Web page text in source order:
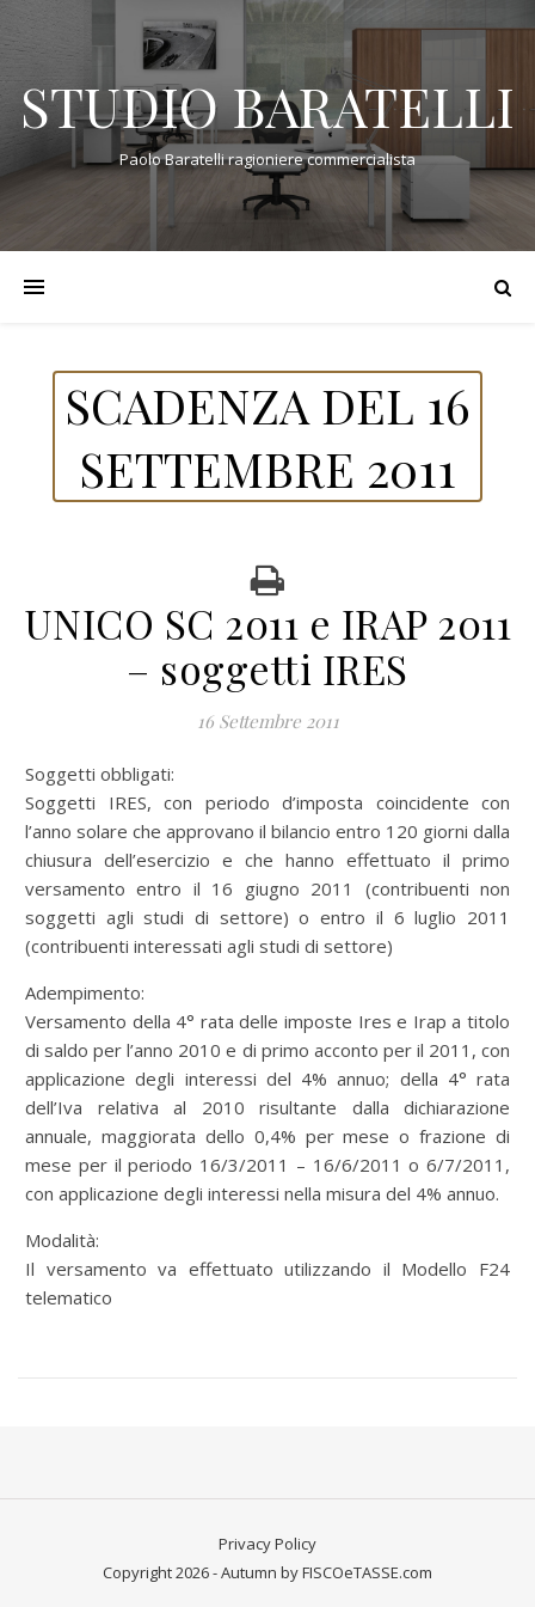
STUDIO BARATELLI
Paolo Baratelli ragioniere commercialista
SCADENZA DEL 16
SETTEMBRE 2011
UNICO SC 2011 e IRAP 2011
– soggetti IRES
16 Settembre 2011
Soggetti obbligati:
Soggetti IRES, con periodo d’imposta coincidente con
l’anno solare che approvano il bilancio entro 120 giorni dalla
chiusura dell’esercizio e che hanno effettuato il primo
versamento entro il 16 giugno 2011 (contribuenti non
soggetti agli studi di settore) o entro il 6 luglio 2011
(contribuenti interessati agli studi di settore)
Adempimento:
Versamento della 4° rata delle imposte Ires e Irap a titolo
di saldo per l’anno 2010 e di primo acconto per il 2011, con
applicazione degli interessi del 4% annuo; della 4° rata
dell’Iva relativa al 2010 risultante dalla dichiarazione
annuale, maggiorata dello 0,4% per mese o frazione di
mese per il periodo 16/3/2011 – 16/6/2011 o 6/7/2011,
con applicazione degli interessi nella misura del 4% annuo.
Modalità:
Il versamento va effettuato utilizzando il Modello F24
telematico
Privacy Policy
Copyright 2026 - Autumn by FISCOeTASSE.com